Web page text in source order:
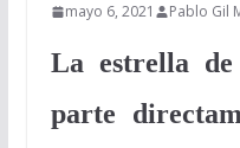
mayo 6, 2021 Pablo Gil
La estrella
parte